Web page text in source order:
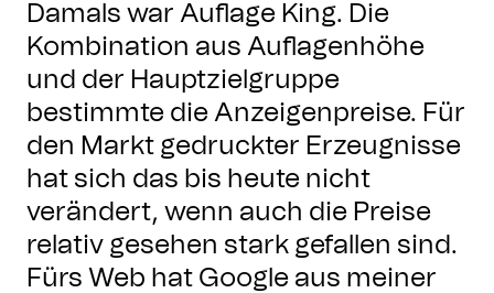
Damals war Auflage King. Die
Kombination aus Auflagenhöhe
und der Hauptzielgruppe
bestimmte die Anzeigenpreise. Für
den Markt gedruckter Erzeugnisse
hat sich das bis heute nicht
verändert, wenn auch die Preise
relativ gesehen stark gefallen sind.
Fürs Web hat Google aus meiner